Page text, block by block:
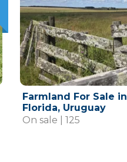
Farmland For Sale in
Florida, Uruguay
On sale | 125